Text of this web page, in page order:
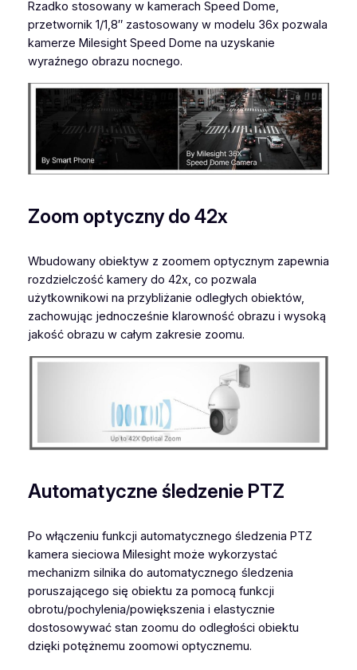
Rzadko stosowany w kamerach Speed ​​Dome,
przetwornik 1/1,8″ zastosowany w modelu 36x pozwala
kamerze Milesight Speed ​​Dome na uzyskanie
wyraźnego obrazu nocnego.
Zoom optyczny do 42x
Wbudowany obiektyw z zoomem optycznym zapewnia
rozdzielczość kamery do 42x, co pozwala
użytkownikowi na przybliżanie odległych obiektów,
zachowując jednocześnie klarowność obrazu i wysoką
jakość obrazu w całym zakresie zoomu.
Automatyczne śledzenie PTZ
Po włączeniu funkcji automatycznego śledzenia PTZ
kamera sieciowa Milesight może wykorzystać
mechanizm silnika do automatycznego śledzenia
poruszającego się obiektu za pomocą funkcji
obrotu/pochylenia/powiększenia i elastycznie
dostosowywać stan zoomu do odległości obiektu
dzięki potężnemu zoomowi optycznemu.